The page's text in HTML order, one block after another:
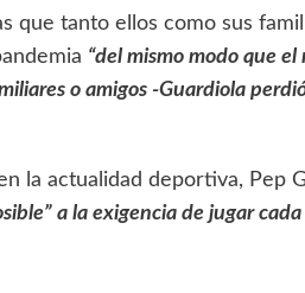
que tanto ellos como sus
“del mismo modo que
o amigos -Guardiola
la actualidad deportiva, Pep
a la exigencia de jugar